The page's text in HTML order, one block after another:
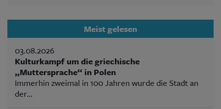
Meist gelesen
03.08.2026
Kulturkampf um die griechische
„Muttersprache“ in Polen
Immerhin zweimal in 100 Jahren wurde die Stadt an
der...